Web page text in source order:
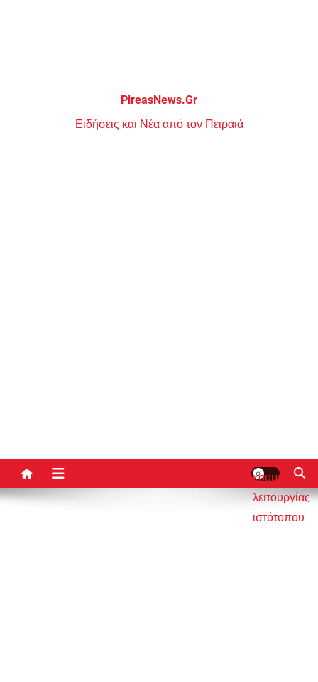
PireasNews.Gr
Ειδήσεις και Νέα από τον Πειραιά
κουμπί
λειτουργίας
ιστότοπου